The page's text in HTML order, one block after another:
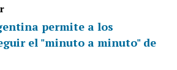
permite a los
el "minuto a minuto" de